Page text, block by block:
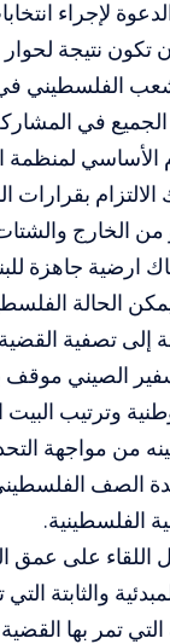
لإجراء
أن تكون نتيجة
الفلسطيني
في
لمنظمة
ارضية جاهزة
يمكن الحالة
إلى تصفية
الصيني
وترتيب
من مواجهة
الصف
الفلسطينية.
اللقاء على عمق
والثابتة
تمر بها